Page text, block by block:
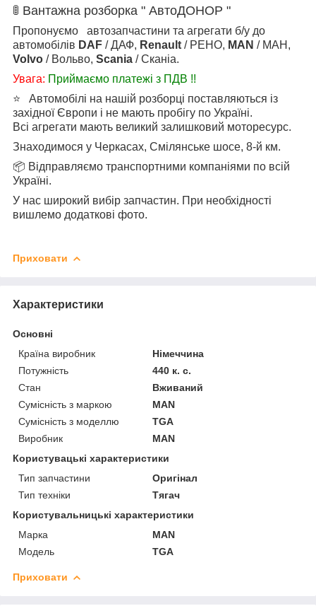
🚦 Вантажна розборка " АвтоДОНОР "
Пропонуємо автозапчастини та агрегати б/у до
автомобілів DAF / ДАФ, Renault / РЕНО, MAN / МАН,
Volvo / Вольво, Scania / Сканіа.
Увага: Приймаємо платежі з ПДВ !!
⭐ Автомобілі на нашій розборці поставляються із
західної Європи і не мають пробігу по Україні.
Всі агрегати мають великий залишковий моторесурс.
Знаходимося у Черкасах, Смілянське шосе, 8-й км.
📦 Відправляємо транспортними компаніями по всій
Україні.
У нас широкий вибір запчастин. При необхідності
вишлемо додаткові фото.
Приховати
Характеристики
Основні
Країна виробник
Німеччина
Потужність
440 к. с.
Стан
Вживаний
Сумісність з маркою
MAN
Сумісність з моделлю
TGA
Виробник
MAN
Користувацькi характеристики
Тип запчастини
Оригінал
Тип техніки
Тягач
Користувальницькі характеристики
Марка
MAN
Модель
TGA
Приховати